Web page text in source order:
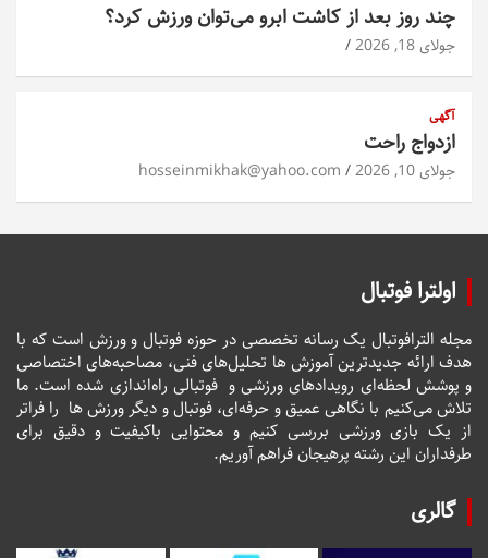
چند روز بعد از کاشت ابرو می‌توان ورزش کرد؟
جولای 18, 2026
آگهی
ازدواج راحت
جولای 10, 2026 hosseinmikhak@yahoo.com
اولترا فوتبال
مجله الترافوتبال یک رسانه تخصصی در حوزه فوتبال و ورزش است که با
هدف ارائه جدیدترین آموزش ها تحلیل‌های فنی، مصاحبه‌های اختصاصی
و پوشش لحظه‌ای رویدادهای ورزشی و فوتبالی راه‌اندازی شده است. ما
تلاش می‌کنیم با نگاهی عمیق و حرفه‌ای، فوتبال و دیگر ورزش ها را فراتر
از یک بازی ورزشی بررسی کنیم و محتوایی باکیفیت و دقیق برای
طرفداران این رشته پرهیجان فراهم آوریم.
گالری